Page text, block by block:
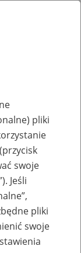
pliki
swoje
Jeśli
pliki
swoje